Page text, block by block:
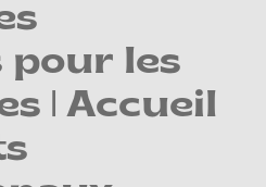
pour les
| Accueil